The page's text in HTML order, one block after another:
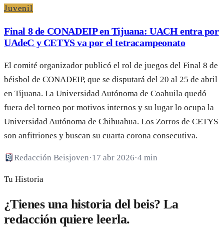
Juvenil
Final 8 de CONADEIP en Tijuana: UACH entra por
UAdeC y CETYS va por el tetracampeonato
El comité organizador publicó el rol de juegos del Final 8 de
béisbol de CONADEIP, que se disputará del 20 al 25 de abril
en Tijuana. La Universidad Autónoma de Coahuila quedó
fuera del torneo por motivos internos y su lugar lo ocupa la
Universidad Autónoma de Chihuahua. Los Zorros de CETYS
son anfitriones y buscan su cuarta corona consecutiva.
Redacción Beisjoven·17 abr 2026·4 min
Tu Historia
¿Tienes una historia del beis? La
redacción quiere leerla.